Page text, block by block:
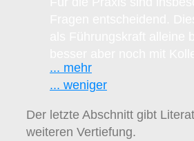
Mitarbeitern gemeinsam
Motive unserer
treibt sie an und hält
... mehr
... weniger
Der letzte Abschnitt gibt
weiteren Vertiefung.